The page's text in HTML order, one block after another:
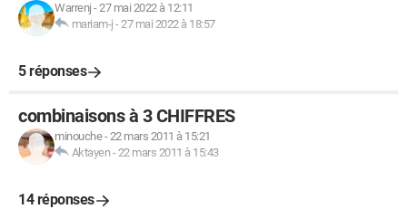
Warrenj -27 mai 2022 à 12:11
mariam-j -27 mai 2022 à 18:57
5 réponses
combinaisons à 3 CHIFFRES
minouche-22 mars 2011 à 15:21
Aktayen-22 mars 2011 à 15:43
14 réponses